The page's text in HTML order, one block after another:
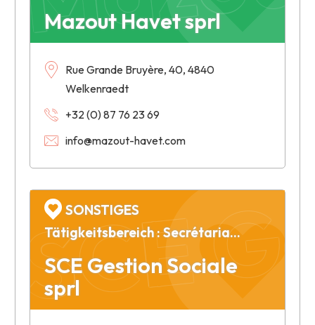
Mazout Havet sprl
Rue Grande Bruyère, 40, 4840
Welkenraedt
+32 (0) 87 76 23 69
info@mazout-havet.com
SCE
SCE Gestion Sociale
sprl
SONSTIGES
Tätigkeitsbereich : Secrétariat social